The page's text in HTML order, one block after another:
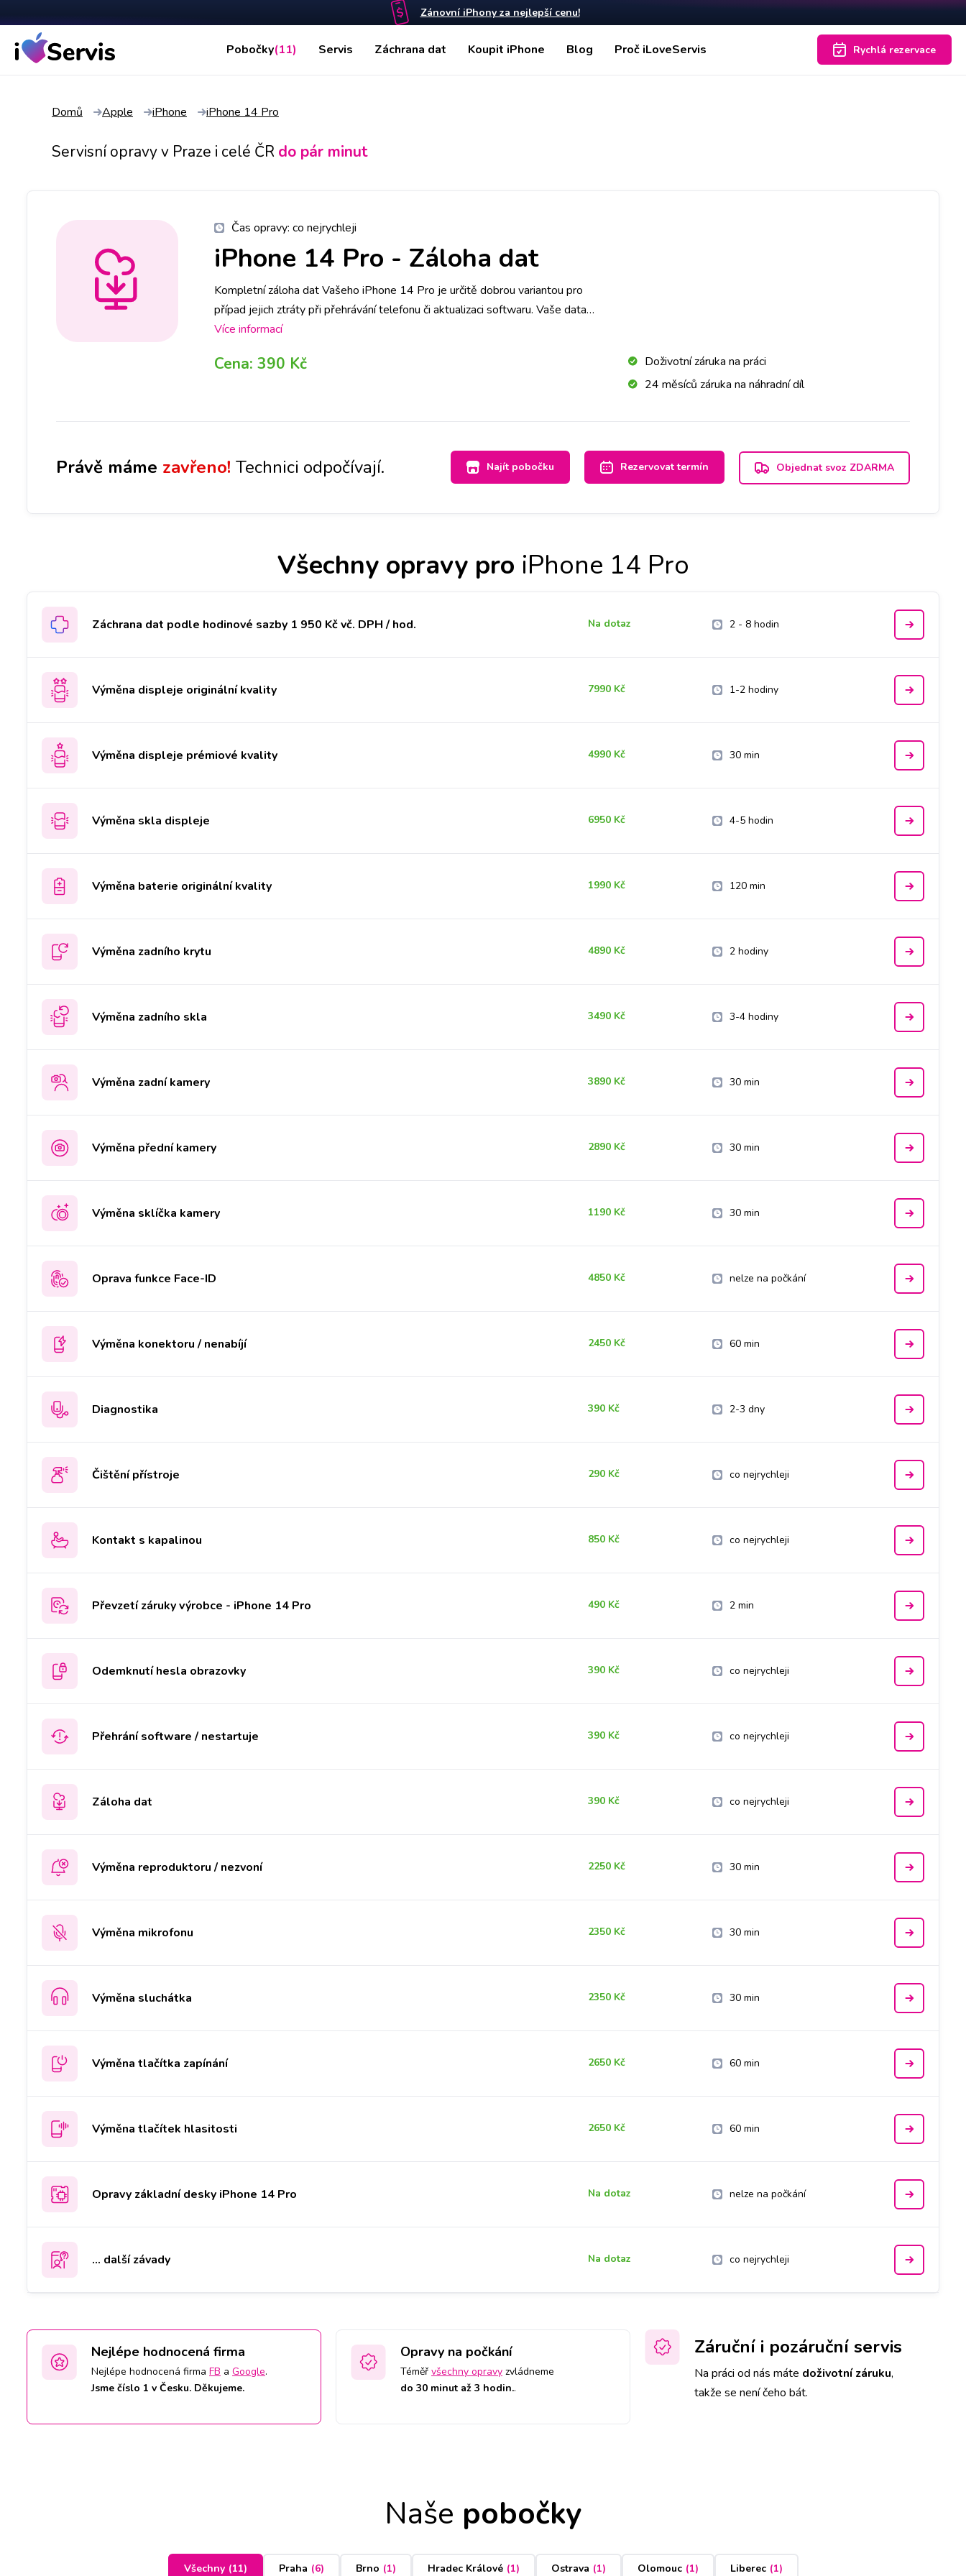
Zánovní iPhony za nejlepší cenu!
Pobočky(11) Servis Záchrana dat Koupit iPhone Blog Proč iLoveServis Rychlá rezervace
Domů Apple iPhone iPhone 14 Pro
Servisní opravy v Praze i celé ČR do pár minut
Čas opravy: co nejrychleji
iPhone 14 Pro - Záloha dat
Kompletní záloha dat Vašeho iPhone 14 Pro je určitě dobrou variantou pro
případ jejich ztráty při přehrávání telefonu či aktualizaci softwaru. Vaše data
uložíme a po opravě je zase nahrajeme zpět do Vašeho přístroje. Časově záleží
sebou vzít externí disk.
Více informací
Cena: 390 Kč
Doživotní záruka na práci
24 měsíců záruka na náhradní díl
Právě máme zavřeno! Technici odpočívají. Najít pobočku Rezervovat termín Objednat svoz ZDARMA
Všechny opravy pro iPhone 14 Pro
Záchrana dat podle hodinové sazby 1 950 Kč vč. DPH / hod. Na dotaz 2 - 8 hodin
Výměna displeje originální kvality 7990 Kč 1-2 hodiny
Výměna displeje prémiové kvality 4990 Kč 30 min
Výměna skla displeje 6950 Kč 4-5 hodin
Výměna baterie originální kvality 1990 Kč 120 min
Výměna zadního krytu 4890 Kč 2 hodiny
Výměna zadního skla 3490 Kč 3-4 hodiny
Výměna zadní kamery 3890 Kč 30 min
Výměna přední kamery 2890 Kč 30 min
Výměna sklíčka kamery 1190 Kč 30 min
Oprava funkce Face-ID 4850 Kč nelze na počkání
Výměna konektoru / nenabíjí 2450 Kč 60 min
Diagnostika 390 Kč 2-3 dny
Čištění přístroje 290 Kč co nejrychleji
Kontakt s kapalinou 850 Kč co nejrychleji
Převzetí záruky výrobce - iPhone 14 Pro 490 Kč 2 min
Odemknutí hesla obrazovky 390 Kč co nejrychleji
Přehrání software / nestartuje 390 Kč co nejrychleji
Záloha dat 390 Kč co nejrychleji
Výměna reproduktoru / nezvoní 2250 Kč 30 min
Výměna mikrofonu 2350 Kč 30 min
Výměna sluchátka 2350 Kč 30 min
Výměna tlačítka zapínání 2650 Kč 60 min
Výměna tlačítek hlasitosti 2650 Kč 60 min
Opravy základní desky iPhone 14 Pro Na dotaz nelze na počkání
... další závady Na dotaz co nejrychleji
Nejlépe hodnocená firma
Nejlépe hodnocená firma FB a Google.
Jsme číslo 1 v Česku. Děkujeme.
Opravy na počkání
Téměř všechny opravy zvládneme
do 30 minut až 3 hodin..
Záruční i pozáruční servis
Na práci od nás máte doživotní záruku,
takže se není čeho bát.
Naše pobočky
Všechny (11) Praha (6) Brno (1) Hradec Králové (1) Ostrava (1) Olomouc (1) Liberec (1)